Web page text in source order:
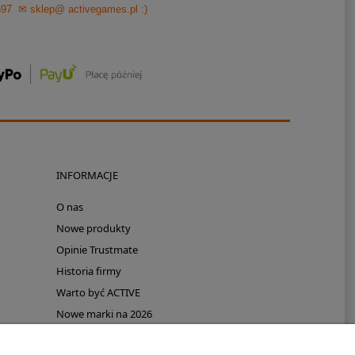
✉ sklep@ activegames.pl :)
INFORMACJE
O nas
Nowe produkty
Opinie Trustmate
Historia firmy
Warto być ACTIVE
Nowe marki na 2026